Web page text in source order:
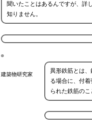
聞いたことはあるんですが、詳
知りません。
建築物研究家
異形鉄筋とは
る場合に、付
られた鉄筋のこ